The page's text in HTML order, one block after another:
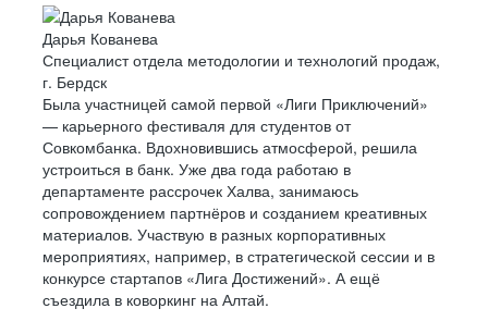
Дарья Кованева
Специалист отдела методологии и технологий продаж,
г. Бердск
Была участницей самой первой «Лиги Приключений»
— карьерного фестиваля для студентов от
Совкомбанка. Вдохновившись атмосферой, решила
устроиться в банк. Уже два года работаю в
департаменте рассрочек Халва, занимаюсь
сопровождением партнёров и созданием креативных
материалов. Участвую в разных корпоративных
мероприятиях, например, в стратегической сессии и в
конкурсе стартапов «Лига Достижений». А ещё
съездила в коворкинг на Алтай.